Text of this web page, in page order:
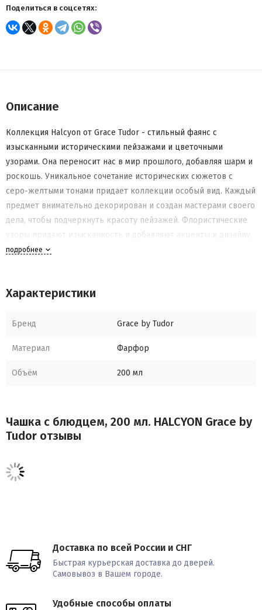
Поделиться в соцсетях:
Описание
Коллекция Halcyon от Grace Tudor - стильный фаянс с
изысканными историческими пейзажами и цветочными
узорами. Она переносит нас в мир прошлого, добавляя шарм и
роскошь. Уникальное сочетание исторических сюжетов с
серо-желтыми тонами придает коллекции особый вид. Каждый
предмет внимательно декорирован и создан мастерами своего
дела, чтобы подчеркнуть красоту пейзажей. Флористические
узоры придают изысканность и добавляют акценты к дизайну.
Halcyon - идеальный выбор для ценителей истории и
подарком.
подробнее
Характеристики
Бренд Grace by Tudor
Материал Фарфор
Объём 200 мл
Чашка с блюдцем, 200 мл. HALCYON Grace by
Tudor отзывы
Доставка по всей России и СНГ
Быстрая курьерская доставка до дверей.
Самовывоз в Вашем городе.
Удобные способы оплаты